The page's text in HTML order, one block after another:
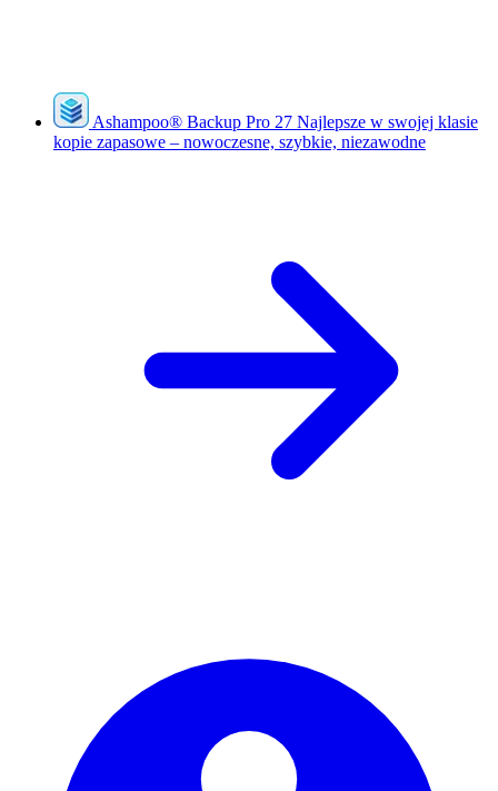
Ashampoo® Backup Pro 27 Najlepsze w swojej klasie
kopie zapasowe – nowoczesne, szybkie, niezawodne